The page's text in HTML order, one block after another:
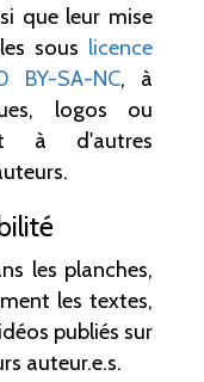
que leur mise
sous licence
BY-SA-NC, à
logos ou
à d'autres
les planches,
les textes,
publiés sur
auteur.e.s.